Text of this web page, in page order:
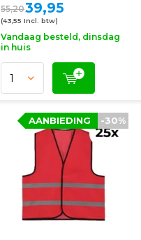
55,2039,95
(43,55 Incl. btw)
Vandaag besteld, dinsdag
in huis
-30%
AANBIEDING